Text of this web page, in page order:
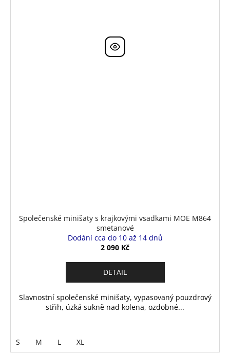
Společenské minišaty s krajkovými vsadkami MOE M864
smetanové
Dodání cca do 10 až 14 dnů
2 090 Kč
DETAIL
Slavnostní společenské minišaty, vypasovaný pouzdrový
střih, úzká sukně nad kolena, ozdobné...
S M L XL